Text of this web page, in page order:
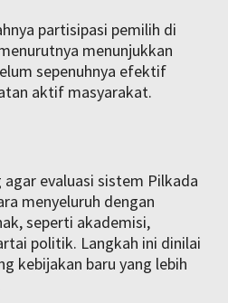
partisipasi pemilih di
menunjukkan
sepenuhnya efektif
aktif masyarakat.
evaluasi sistem Pilkada
menyeluruh dengan
seperti akademisi,
politik. Langkah ini dinilai
kebijakan baru yang lebih